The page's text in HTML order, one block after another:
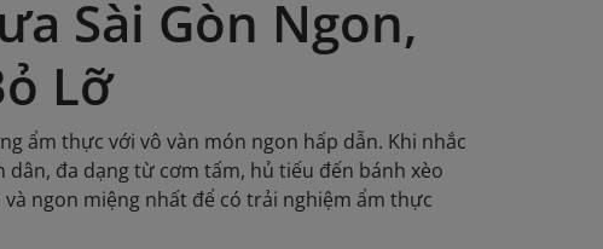
Sài Gòn Ngon,
Lỡ
ẩm thực với vô vàn món ngon hấp dẫn. Khi nhắc
đa dạng từ cơm tấm, hủ tiếu đến bánh xèo
ngon miệng nhất để có trải nghiệm ẩm thực